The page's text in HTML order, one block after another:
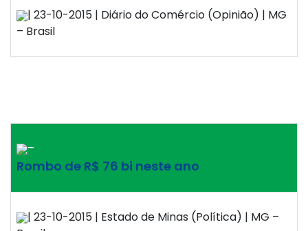
| 23-10-2015 | Diário do Comércio (Opinião) | MG
– Brasil
–
Rombo de R$ 76 bi neste ano
| 23-10-2015 | Estado de Minas (Política) | MG –